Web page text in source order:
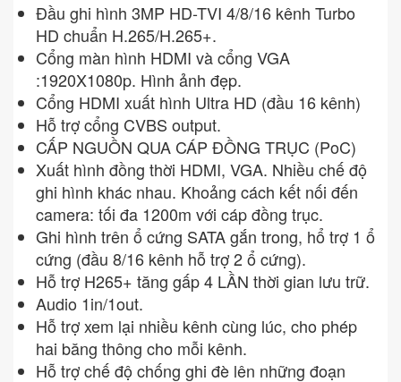
Đầu ghi hình 3MP HD-TVI 4/8/16 kênh Turbo
HD chuẩn H.265/H.265+.
Cổng màn hình HDMI và cổng VGA
:1920X1080p. Hình ảnh đẹp.
Cổng HDMI xuất hình Ultra HD (đầu 16 kênh)
Hỗ trợ cổng CVBS output.
CẤP NGUỒN QUA CÁP ĐỒNG TRỤC (PoC)
Xuất hình đồng thời HDMI, VGA. Nhiều chế độ
ghi hình khác nhau. Khoảng cách kết nối đến
camera: tối đa 1200m với cáp đồng trục.
Ghi hình trên ổ cứng SATA gắn trong, hổ trợ 1 ổ
cứng (đầu 8/16 kênh hỗ trợ 2 ổ cứng).
Hỗ trợ H265+ tăng gấp 4 LẦN thời gian lưu trữ.
Audio 1in/1out.
Hỗ trợ xem lại nhiều kênh cùng lúc, cho phép
hai băng thông cho mỗi kênh.
Hỗ trợ chế độ chống ghi đè lên những đoạn